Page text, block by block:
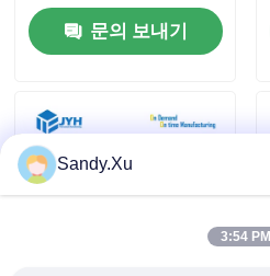
연락주세요
뉴스
경우
문의 보내기
Sandy.Xu
3:54 PM